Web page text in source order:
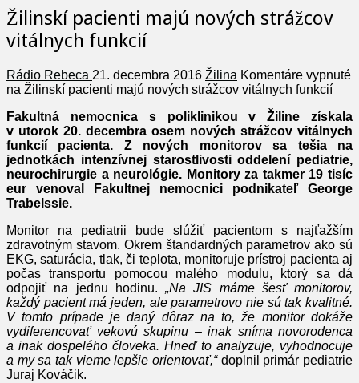
Žilinskí pacienti majú nových strážcov
vitálnych funkcií
Rádio Rebeca 21. decembra 2016 Žilina Komentáre vypnuté
na Žilinskí pacienti majú nových strážcov vitálnych funkcií
Fakultná nemocnica s poliklinikou v Žiline získala
v utorok 20. decembra osem nových strážcov vitálnych
funkcií pacienta. Z nových monitorov sa tešia na
jednotkách intenzívnej starostlivosti oddelení pediatrie,
neurochirurgie a neurológie. Monitory za takmer 19 tisíc
eur venoval Fakultnej nemocnici podnikateľ George
Trabelssie.
Monitor na pediatrii bude slúžiť pacientom s najťažším
zdravotným stavom. Okrem štandardných parametrov ako sú
EKG, saturácia, tlak, či teplota, monitoruje prístroj pacienta aj
počas transportu pomocou malého modulu, ktorý sa dá
odpojiť na jednu hodinu. „Na JIS máme šesť monitorov,
každý pacient má jeden, ale parametrovo nie sú tak kvalitné.
V tomto prípade je daný dôraz na to, že monitor dokáže
vydiferencovať vekovú skupinu – inak sníma novorodenca
a inak dospelého človeka. Hneď to analyzuje, vyhodnocuje
a my sa tak vieme lepšie orientovať,“doplnil primár pediatrie
Juraj Kováčik.